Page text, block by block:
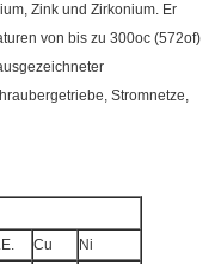
Zink und Zirkonium. Er
von bis zu 300oc (572of)
Stromnetze,
Cu
Ni